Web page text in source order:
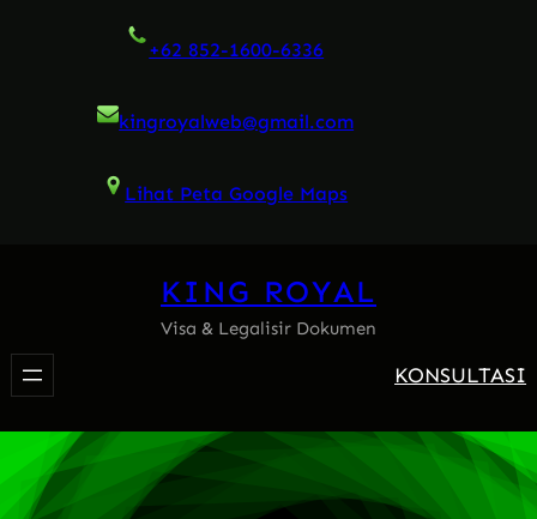
+62 852-1600-6336
kingroyalweb@gmail.com
Lihat Peta Google Maps
KING ROYAL
Visa & Legalisir Dokumen
KONSULTASI